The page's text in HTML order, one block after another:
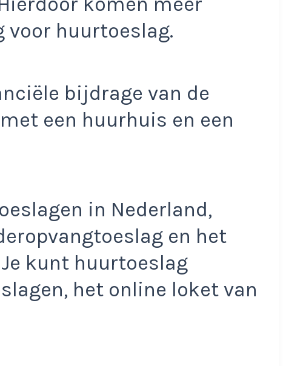
voor huurtoeslag.
bijdrage van de
een huurhuis en een
in Nederland,
en het
kunt huurtoeslag
het online loket van